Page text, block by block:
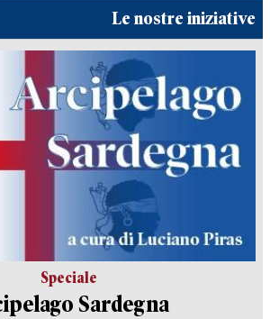
Le nostre iniziative
Speciale
Sardegna